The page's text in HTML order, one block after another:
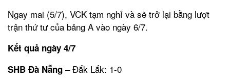
Ngay mai (5/7), VCK tạm nghỉ và sẽ trở lại bằng lượt
trận thứ tư của bảng A vào ngày 6/7.
Kết quả ngày 4/7
SHB Đà Nẵng – Đắk Lắk: 1-0